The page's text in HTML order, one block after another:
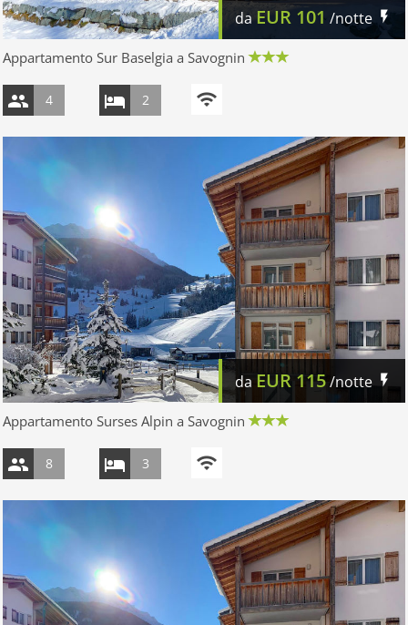
daEUR 101 /notte
Appartamento Sur Baselgia a Savognin
4 2
daEUR 115/notte
Appartamento Surses Alpin a Savognin
8 3